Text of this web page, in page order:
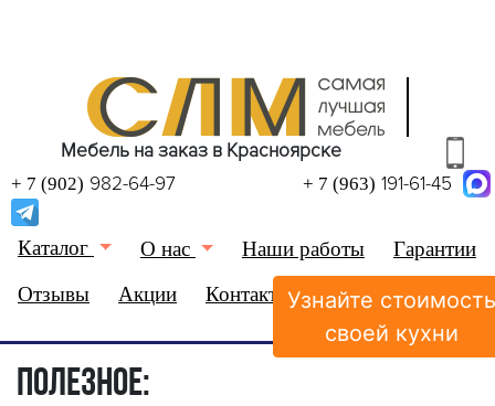
Узнайте стоимость
своей кухни
Мебель на заказ в Красноярске
+ 7 (902) 982-64-97 + 7 (963) 191-61-45
Каталог О нас Наши работы
Гарантии
Отзывы
Акции Контакты Избранное (0)
ПОЛЕЗНОЕ: